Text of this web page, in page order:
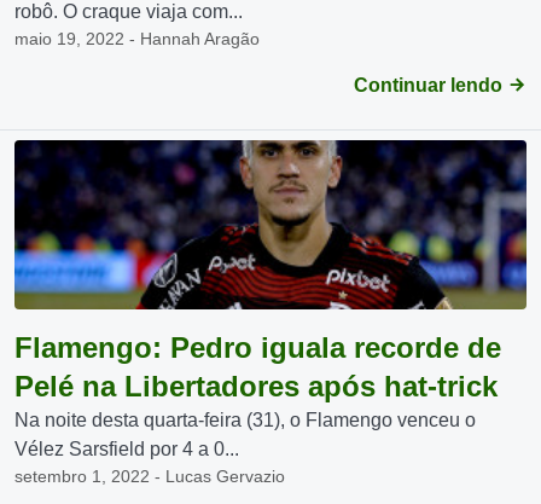
robô. O craque viaja com...
maio 19, 2022 - Hannah Aragão
Continuar lendo
Flamengo: Pedro iguala recorde de
Pelé na Libertadores após hat-trick
Na noite desta quarta-feira (31), o Flamengo venceu o
Vélez Sarsfield por 4 a 0...
setembro 1, 2022 - Lucas Gervazio